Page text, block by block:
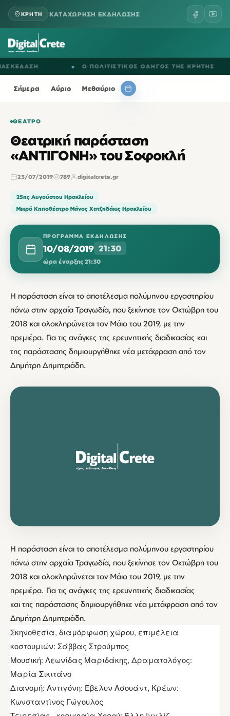
ΚΡΗΤΗ ΚΑΤΑΧΩΡΗΣΗ ΕΚΔΗΛΩΣΗΣ
Ο ΠΟΛΙΤΙΣΤΙΚΟΣ ΟΔΗΓΟΣ ΤΗΣ ΚΡΗΤΗΣ
Σήμερα Αύριο Μεθαύριο
ΘΈΑΤΡΟ
Θεατρική παράσταση
«ΑΝΤΙΓΟΝΗ» του Σοφοκλή
23/07/2019 789 digitalcrete.gr
25ης Αυγούστου Ηρακλείου
Μικρό Κηποθέατρο Μάνος Χατζηδάκις Ηρακλείου
ΠΡΌΓΡΑΜΜΑ ΕΚΔΉΛΩΣΗΣ
10/08/2019 21:30
ώρα έναρξης 21:30
Η παράσταση είναι το αποτέλεσμα πολύμηνου εργαστηρίου
πάνω στην αρχαία Τραγωδία, που ξεκίνησε τον Οκτώβρη του
2018 και ολοκληρώνεται τον Μάιο του 2019, με την
πρεμιέρα. Για τις ανάγκες της ερευνητικής διαδικασίας και
της παράστασης δημιουργήθηκε νέα μετάφραση από τον
Δημήτρη Δημητριάδη.
Η παράσταση είναι το αποτέλεσμα πολύμηνου εργαστηρίου
πάνω στην αρχαία Τραγωδία, που ξεκίνησε τον Οκτώβρη του
2018 και ολοκληρώνεται τον Μάιο του 2019, με την
πρεμιέρα. Για τις ανάγκες της ερευνητικής διαδικασίας
και της παράστασης δημιουργήθηκε νέα μετάφραση από τον
Δημήτρη Δημητριάδη.
Σκηνοθεσία, διαμόρφωση χώρου, επιμέλεια
κοστουμιών: Σάββας Στρούμπος
Μουσική: Λεωνίδας Μαριδάκης, Δραματολόγος:
Μαρία Σικιτάνο
Διανομή: Αντιγόνη: Έβελυν Ασουάντ, Κρέων:
Κωνσταντίνος Γώγουλος